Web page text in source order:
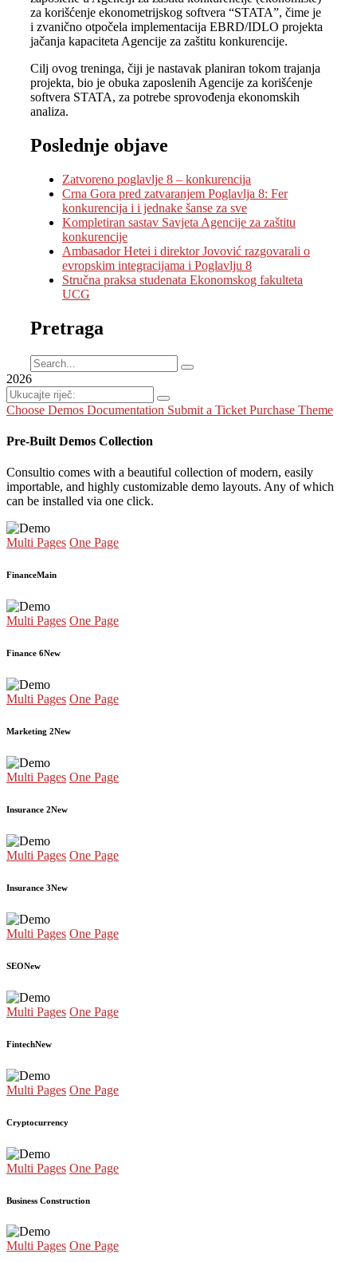
za korišćenje ekonometrijskog softvera “STATA”, čime je
i zvanično otpočela implementacija EBRD/IDLO projekta
jačanja kapaciteta Agencije za zaštitu konkurencije.
Cilj ovog treninga, čiji je nastavak planiran tokom trajanja
projekta, bio je obuka zaposlenih Agencije za korišćenje
softvera STATA, za potrebe sprovođenja ekonomskih
analiza.
Poslednje objave
Zatvoreno poglavlje 8 – konkurencija
Crna Gora pred zatvaranjem Poglavlja 8: Fer
konkurencija i i jednake šanse za sve
Kompletiran sastav Savjeta Agencije za zaštitu
konkurencije
Ambasador Hetei i direktor Jovović razgovarali o
evropskim integracijama i Poglavlju 8
Stručna praksa studenata Ekonomskog fakulteta
UCG
Pretraga
2026
Choose Demos Documentation Submit a Ticket Purchase Theme
Pre-Built Demos Collection
Consultio comes with a beautiful collection of modern, easily
importable, and highly customizable demo layouts. Any of which
can be installed via one click.
Multi Pages One Page
FinanceMain
Multi Pages One Page
Finance 6New
Multi Pages One Page
Marketing 2New
Multi Pages One Page
Insurance 2New
Multi Pages One Page
Insurance 3New
Multi Pages One Page
SEONew
Multi Pages One Page
FintechNew
Multi Pages One Page
Cryptocurrency
Multi Pages One Page
Business Construction
Multi Pages One Page